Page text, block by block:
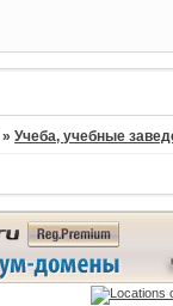
»Учеба, учебные